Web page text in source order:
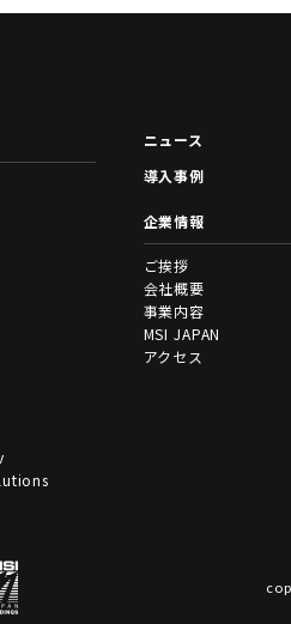
ニュース
導入事例
企業情報
ご挨拶
会社概要
事業内容
MSI JAPAN
アクセス